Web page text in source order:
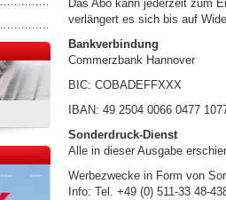
Das Abo kann jederzeit zum
verlängert es sich bis auf
Bankverbindung
Commerzbank Hannover
BIC: COBADEFFXXX
IBAN: 49 2504 0066 0477
Sonderdruck-Dienst
Alle in dieser Ausgabe
Werbezwecke in Form von
Info: Tel. +49 (0) 511-33 48-